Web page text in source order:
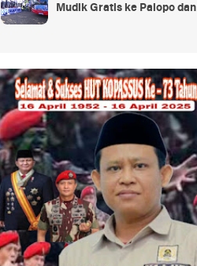
Mudik Gratis ke Palopo dan